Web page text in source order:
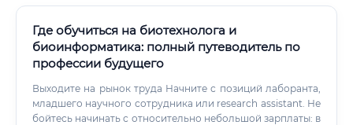
Где обучиться на биотехнолога и
биоинформатика: полный путеводитель по
профессии будущего
Выходите на рынок труда Начните с позиций лаборанта,
младшего научного сотрудника или research assistant. Не
бойтесь начинать с относительно небольшой зарплаты: в